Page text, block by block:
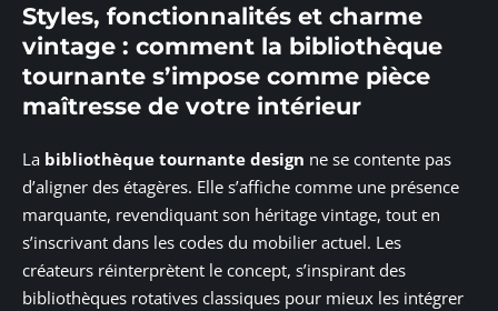
Styles, fonctionnalités et charme
vintage : comment la bibliothèque
tournante s’impose comme pièce
maîtresse de votre intérieur
La bibliothèque tournante design ne se contente pas
d’aligner des étagères. Elle s’affiche comme une présence
marquante, revendiquant son héritage vintage, tout en
s’inscrivant dans les codes du mobilier actuel. Les
créateurs réinterprètent le concept, s’inspirant des
bibliothèques rotatives classiques pour mieux les intégrer